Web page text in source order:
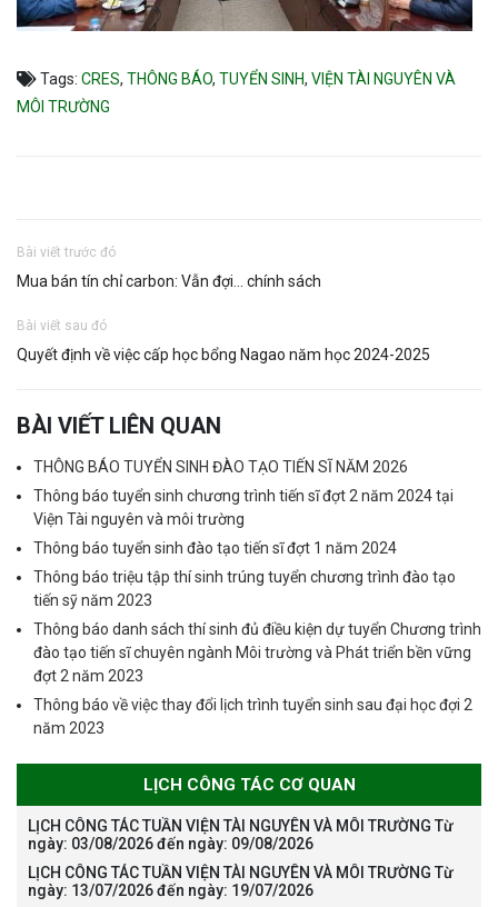
Tags: CRES, THÔNG BÁO, TUYỂN SINH, VIỆN TÀI NGUYÊN VÀ
MÔI TRƯỜNG
Bài viết trước đó
Mua bán tín chỉ carbon: Vẫn đợi… chính sách
Bài viết sau đó
Quyết định về việc cấp học bổng Nagao năm học 2024-2025
BÀI VIẾT LIÊN QUAN
THÔNG BÁO TUYỂN SINH ĐÀO TẠO TIẾN SĨ NĂM 2026
Thông báo tuyển sinh chương trình tiến sĩ đợt 2 năm 2024 tại
Viện Tài nguyên và môi trường
Thông báo tuyển sinh đào tạo tiến sĩ đợt 1 năm 2024
Thông báo triệu tập thí sinh trúng tuyển chương trình đào tạo
tiến sỹ năm 2023
Thông báo danh sách thí sinh đủ điều kiện dự tuyển Chương trình
đào tạo tiến sĩ chuyên ngành Môi trường và Phát triển bền vững
đợt 2 năm 2023
Thông báo về việc thay đổi lịch trình tuyển sinh sau đại học đợi 2
năm 2023
LỊCH CÔNG TÁC CƠ QUAN
LỊCH CÔNG TÁC TUẦN VIỆN TÀI NGUYÊN VÀ MÔI TRƯỜNG Từ
ngày: 03/08/2026 đến ngày: 09/08/2026
LỊCH CÔNG TÁC TUẦN VIỆN TÀI NGUYÊN VÀ MÔI TRƯỜNG Từ
ngày: 13/07/2026 đến ngày: 19/07/2026